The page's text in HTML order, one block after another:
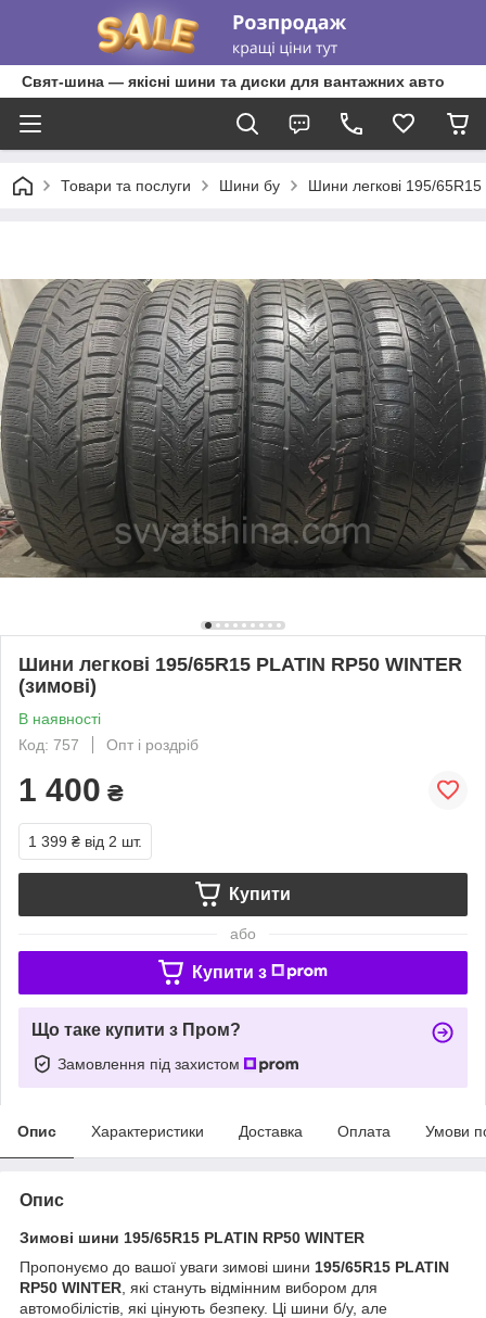
Свят-шина — якісні шини та диски для вантажних авто
Товари та послуги Шини бу Шини легкові 195/
Шини легкові 195/65R15 PLATIN RP50 WINTER
(зимові)
В наявності
Код: 757
Опт і роздріб
1 400 ₴
1 399 ₴ від 2 шт.
Купити
або
Купити з
Що таке купити з Пром?
Замовлення під захистом
Опис Характеристики Доставка Оплата Умови
Опис
Зимові шини 195/65R15 PLATIN RP50 WINTER
Пропонуємо до вашої уваги зимові шини 195/65R15 PLATIN
RP50 WINTER , які стануть відмінним вибором для
автомобілістів, які цінують безпеку. Ці шини б/у, але